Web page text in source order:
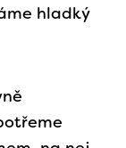
hladký